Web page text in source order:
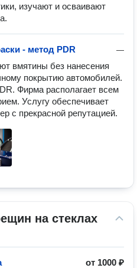
изучают и осваивают
—
- метод PDR
вмятины без нанесения
покрытию автомобилей.
Фирма располагает всем
Услугу обеспечивает
с прекрасной репутацией.
на стеклах
от 1000 ₽